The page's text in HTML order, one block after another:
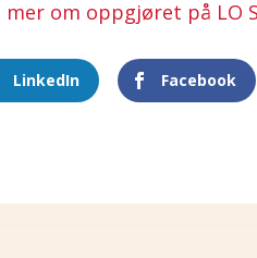
mer om oppgjøret på LO
LinkedIn Facebook